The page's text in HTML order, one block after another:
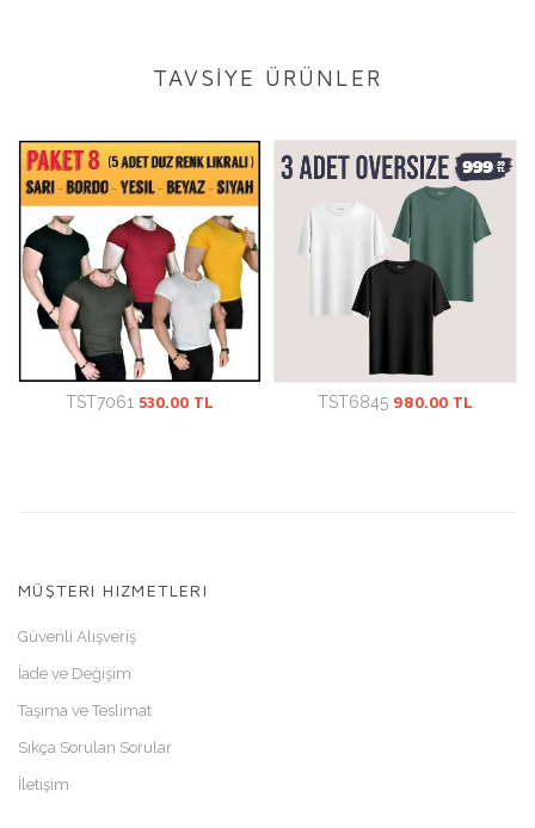
TAVSİYE ÜRÜNLER
TST7061 530.00 TL TST6845 980.00 TL
MÜŞTERI HIZMETLERI
Güvenli Alışveriş
İade ve Değişim
Taşıma ve Teslimat
Sıkça Sorulan Sorular
İletişim